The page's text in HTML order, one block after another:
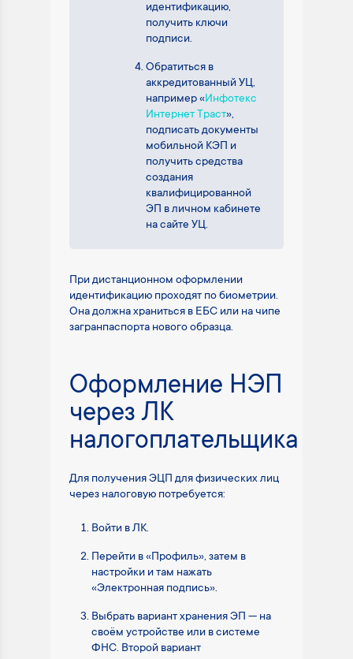
идентификацию,
получить ключи
подписи.
Обратиться в
аккредитованный УЦ,
например «Инфотекс
Интернет Траст»,
подписать документы
мобильной КЭП и
получить средства
создания
квалифицированной
ЭП в личном кабинете
на сайте УЦ.
При дистанционном оформлении
идентификацию проходят по биометрии.
Она должна храниться в ЕБС или на чипе
загранпаспорта нового образца.
Оформление НЭП
через ЛК
налогоплательщика
Для получения ЭЦП для физических лиц
через налоговую потребуется:
Войти в ЛК.
Перейти в «Профиль», затем в
настройки и там нажать
«Электронная подпись».
Выбрать вариант хранения ЭП — на
своём устройстве или в системе
ФНС. Второй вариант